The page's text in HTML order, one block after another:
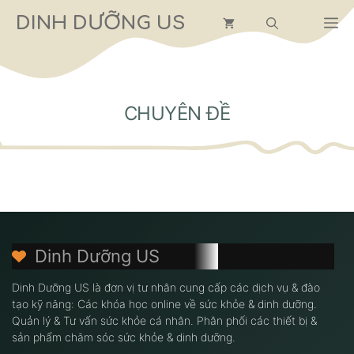
đến
dung
DINH DƯỠNG US
CHUYÊN ĐỀ
Dinh Dưỡng US
Dinh Dưỡng US là đơn vị tư nhân cung cấp các dịch vụ & đào
tạo kỹ năng: Các khóa học online về sức khỏe & dinh dưỡng.
Quản lý & Tư vấn sức khỏe cá nhân. Phân phối các thiết bị &
sản phẩm chăm sóc sức khỏe & dinh dưỡng.